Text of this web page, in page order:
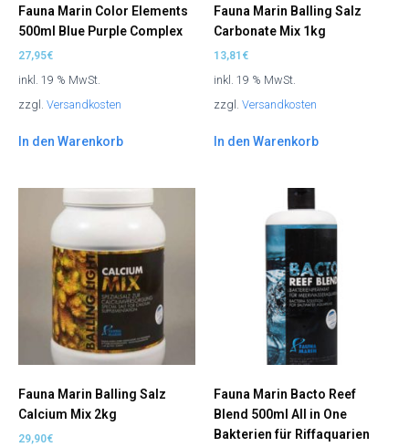
Fauna Marin Color Elements
500ml Blue Purple Complex
27,95€
inkl. 19 % MwSt.
zzgl. Versandkosten
In den Warenkorb
Fauna Marin Balling Salz
Carbonate Mix 1kg
13,81 €
inkl. 19 % MwSt.
zzgl. Versandkosten
In den Warenkorb
Fauna Marin Balling Salz
Calcium Mix 2kg
29,90€
Fauna Marin Bacto Reef
Blend 500ml All in One
Bakterien für Riffaquarien